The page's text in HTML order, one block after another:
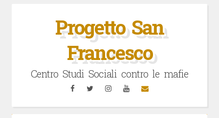
Progetto San
Francesco
Centro Studi Sociali contro le mafie
FacebookTwitterInstagramYouTubeEmail